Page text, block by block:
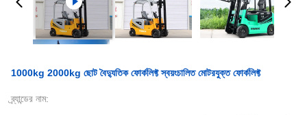
1000kg 2000kg ছোট বৈদ্যুতিক ফোর্কলিফ্ট স্বয়ংচালিত মোটরযুক্ত ফোর্কলিফ্ট
ব্র্যান্ডের নাম: